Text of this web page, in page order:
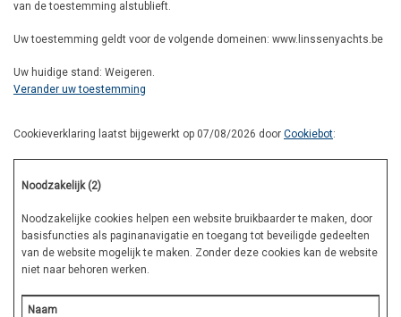
van de toestemming alstublieft.
Uw toestemming geldt voor de volgende domeinen: www.linssenyachts.be
Uw huidige stand: Weigeren.
Verander uw toestemming
Cookieverklaring laatst bijgewerkt op 07/08/2026 door Cookiebot:
Noodzakelijk (2)
Noodzakelijke cookies helpen een website bruikbaarder te maken, door
basisfuncties als paginanavigatie en toegang tot beveiligde gedeelten
van de website mogelijk te maken. Zonder deze cookies kan de website
niet naar behoren werken.
Naam